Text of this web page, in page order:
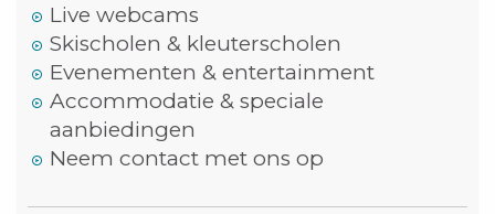
Live webcams
Skischolen & kleuterscholen
Evenementen & entertainment
Accommodatie & speciale
aanbiedingen
Neem contact met ons op